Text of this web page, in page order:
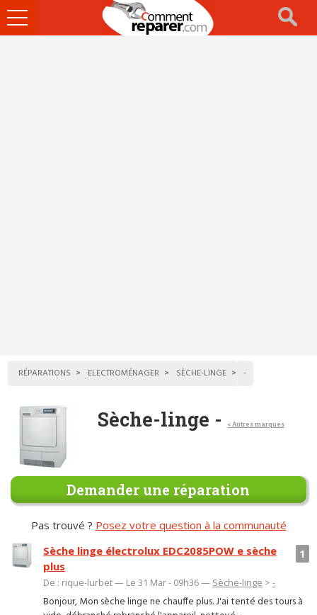
Ouvrir
le
RÉPARATIONS ELECTROMÉNAGER SÈCHE-LINGE -
Sèche-linge - < Autres marques
Demander une réparation
Pas trouvé ? Posez votre question à la communauté
1
Sèche linge électrolux EDC2085POW e sèche
plus
De : rique-lurbet — Le 31 Mar - 09h36 — Sèche-linge >-
Bonjour, Mon sèche linge ne chauffe plus. J'ai tenté des tours à